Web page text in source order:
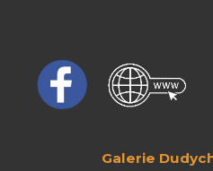
Galerie